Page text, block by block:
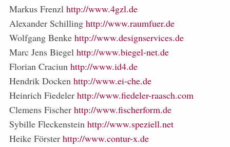
Markus Frenzl http://www.4gzl.de
Alexander Schilling http://www.raumfuer.de
Wolfgang Benke http://www.designservices.de
Marc Jens Biegel http://www.biegel-net.de
Florian Craciun http://www.id4.de
Hendrik Docken http://www.ei-che.de
Heinrich Fiedeler http://www.fiedeler-raasch.com
Clemens Fischer http://www.fischerform.de
Sybille Fleckenstein http://www.speziell.net
Heike Förster http://www.contur-x.de